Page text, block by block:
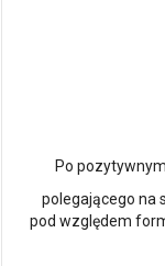
Po
polegającego na
pod względem